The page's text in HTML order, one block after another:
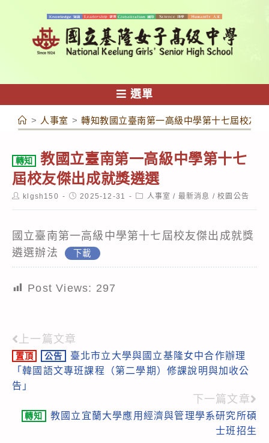
容
選單
> 人事室 > 轉知教國立臺南第一高級中學第十七屆校友
轉知
教國立臺南第一高級中學第十七
屆校友傑出成就獎遴選
Postklgsh150
Post2025-12-31
Post人事室 / 最新消息 / 校園公告
國立臺南第一高級中學第十七屆校友傑出成就獎
遴選辦法
下載
Post Views: 297
Read
more
articles
上一篇文章
置頂 公告
臺北市立大學與國立基隆女中合作辦理
「韓國語文專班課程（第二學期）修課說明與加收公
告」
下一篇文章
轉知
教國立宜蘭大學應用經濟與管理學系研究所碩
士班招生